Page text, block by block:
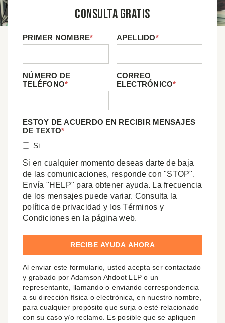
Consulta Gratis
PRIMER NOMBRE* APELLIDO*
NÚMERO DE
TELÉFONO*
CORREO
ELECTRÓNICO*
ESTOY DE ACUERDO EN RECIBIR MENSAJES
DE TEXTO*
Si
Si en cualquier momento deseas darte de baja
de las comunicaciones, responde con "STOP".
Envía "HELP" para obtener ayuda. La frecuencia
de los mensajes puede variar. Consulta la
política de privacidad y los Términos y
Condiciones en la página web.
Al enviar este formulario, usted acepta ser contactado
y grabado por Adamson Ahdoot LLP o un
representante, llamando o enviando correspondencia
a su dirección física o electrónica, en nuestro nombre,
para cualquier propósito que surja o esté relacionado
con su caso y/o reclamo. Es posible que se apliquen